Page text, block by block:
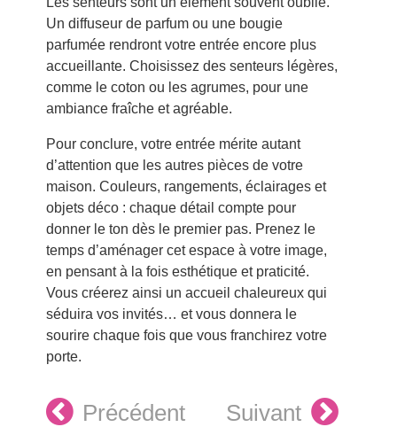
Un diffuseur de parfum ou une bougie
parfumée rendront votre entrée encore plus
accueillante. Choisissez des senteurs légères,
comme le coton ou les agrumes, pour une
ambiance fraîche et agréable.
Pour conclure, votre entrée mérite autant
d’attention que les autres pièces de votre
maison. Couleurs, rangements, éclairages et
objets déco : chaque détail compte pour
donner le ton dès le premier pas. Prenez le
temps d’aménager cet espace à votre image,
en pensant à la fois esthétique et praticité.
Vous créerez ainsi un accueil chaleureux qui
séduira vos invités… et vous donnera le
sourire chaque fois que vous franchirez votre
porte.
Précédent Suivant